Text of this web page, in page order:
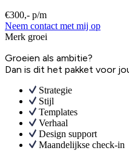
€300,- p/m
Neem contact met mij op
Merk groei
Groeien als ambitie?
Dan is dit het pakket voor
Strategie
Stijl
Templates
Verhaal
Design support
Maandelijkse check-in